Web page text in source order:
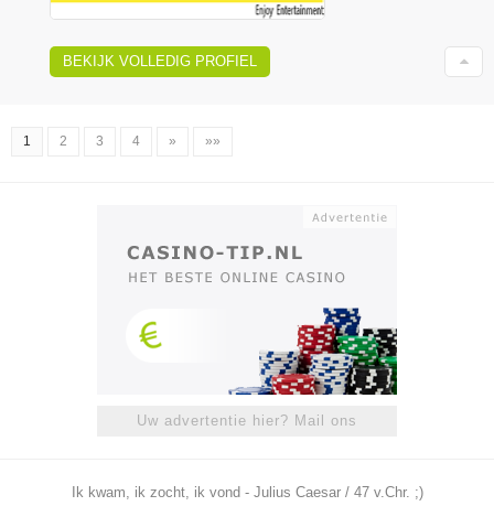
BEKIJK VOLLEDIG PROFIEL
1 2 3 4 » »»
Uw advertentie hier? Mail ons
Ik kwam, ik zocht, ik vond - Julius Caesar / 47 v.Chr. ;)